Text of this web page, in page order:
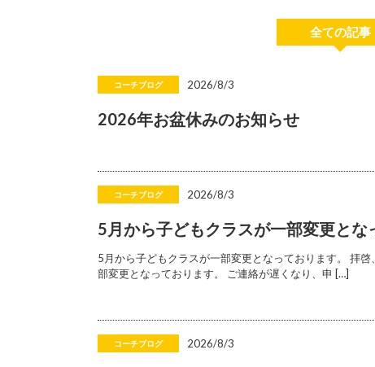
全ての記事
コーチブログ 2026/8/3
2026年お盆休みのお知らせ
コーチブログ 2026/8/3
5月から子どもクラスが一部変更とな
5月から子どもクラスが一部変更となっております。 拝
部変更となっております。 ご連絡が遅くなり、申 […]
コーチブログ 2026/8/3